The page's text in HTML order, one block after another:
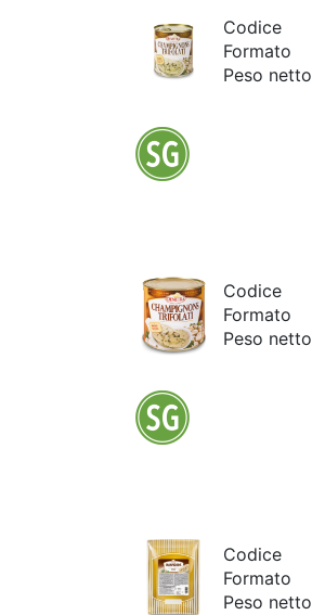
Codice
Formato
Peso netto
Codice
Formato
Peso netto
Codice
Formato
Peso netto